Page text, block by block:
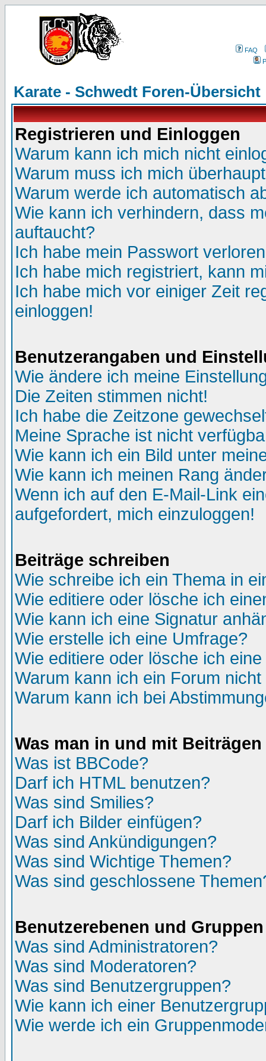
FAQ
Karate - Schwedt Foren-Übersicht
Registrieren und Einloggen
Warum kann ich mich nicht
Warum muss ich mich
Warum werde ich automatisch
Wie kann ich verhindern, dass
auftaucht?
Ich habe mein Passwort
Ich habe mich registriert, kann
Ich habe mich vor einiger Zeit
einloggen!
Benutzerangaben und
Wie ändere ich meine
Die Zeiten stimmen nicht!
Ich habe die Zeitzone
Meine Sprache ist nicht
Wie kann ich ein Bild unter
Wie kann ich meinen Rang
Wenn ich auf den E-Mail-Link
aufgefordert, mich einzuloggen!
Beiträge schreiben
Wie schreibe ich ein Thema in
Wie editiere oder lösche ich
Wie kann ich eine Signatur
Wie erstelle ich eine Umfrage?
Wie editiere oder lösche ich
Warum kann ich ein Forum
Warum kann ich bei
Was man in und mit
Was ist BBCode?
Darf ich HTML benutzen?
Was sind Smilies?
Darf ich Bilder einfügen?
Was sind Ankündigungen?
Was sind Wichtige Themen?
Was sind geschlossene
Benutzerebenen und Gruppen
Was sind Administratoren?
Was sind Moderatoren?
Was sind Benutzergruppen?
Wie kann ich einer
Wie werde ich ein